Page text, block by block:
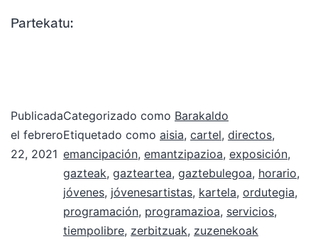
Partekatu:
Publicada
el febrero
22, 2021
Categorizado como Barakaldo
Etiquetado como aisia, cartel, directos,
emancipación, emantzipazioa, exposición,
gazteak, gazteartea, gaztebulegoa, horario,
jóvenes, jóvenesartistas, kartela, ordutegia,
programación, programazioa, servicios,
tiempolibre, zerbitzuak, zuzenekoak